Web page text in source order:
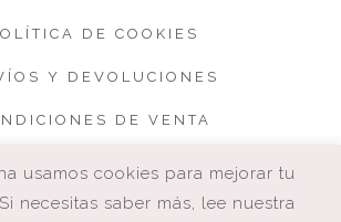
DE COOKIES
Y DEVOLUCIONES
DE VENTA
usamos cookies para mejorar tu
necesitas saber más, lee nuestra